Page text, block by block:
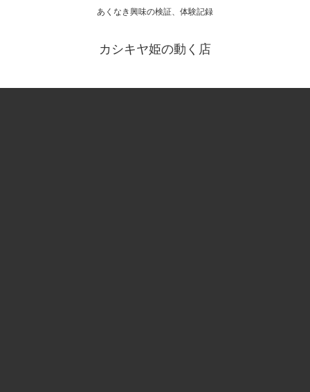
あくなき興味の検証、体験記録
カシキヤ姫の動く店